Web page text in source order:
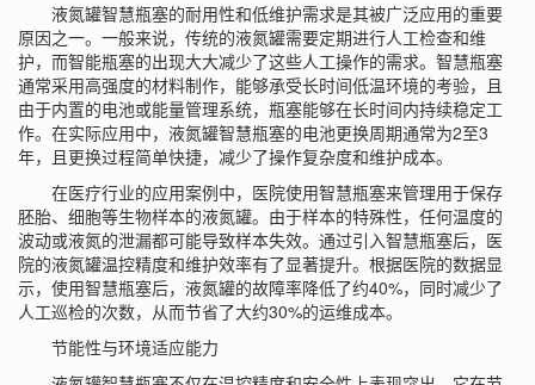
液氮罐智慧瓶塞的耐用性和低维护需求是其被广泛应用的重要
原因之一。一般来说，传统的液氮罐需要定期进行人工检查和维
护，而智能瓶塞的出现大大减少了这些人工操作的需求。智慧瓶塞
通常采用高强度的材料制作，能够承受长时间低温环境的考验，且
由于内置的电池或能量管理系统，瓶塞能够在长时间内持续稳定工
作。在实际应用中，液氮罐智慧瓶塞的电池更换周期通常为2至3
年，且更换过程简单快捷，减少了操作复杂度和维护成本。
在医疗行业的应用案例中，医院使用智慧瓶塞来管理用于保存
胚胎、细胞等生物样本的液氮罐。由于样本的特殊性，任何温度的
波动或液氮的泄漏都可能导致样本失效。通过引入智慧瓶塞后，医
院的液氮罐温控精度和维护效率有了显著提升。根据医院的数据显
示，使用智慧瓶塞后，液氮罐的故障率降低了约40%，同时减少了
人工巡检的次数，从而节省了大约30%的运维成本。
节能性与环境适应能力